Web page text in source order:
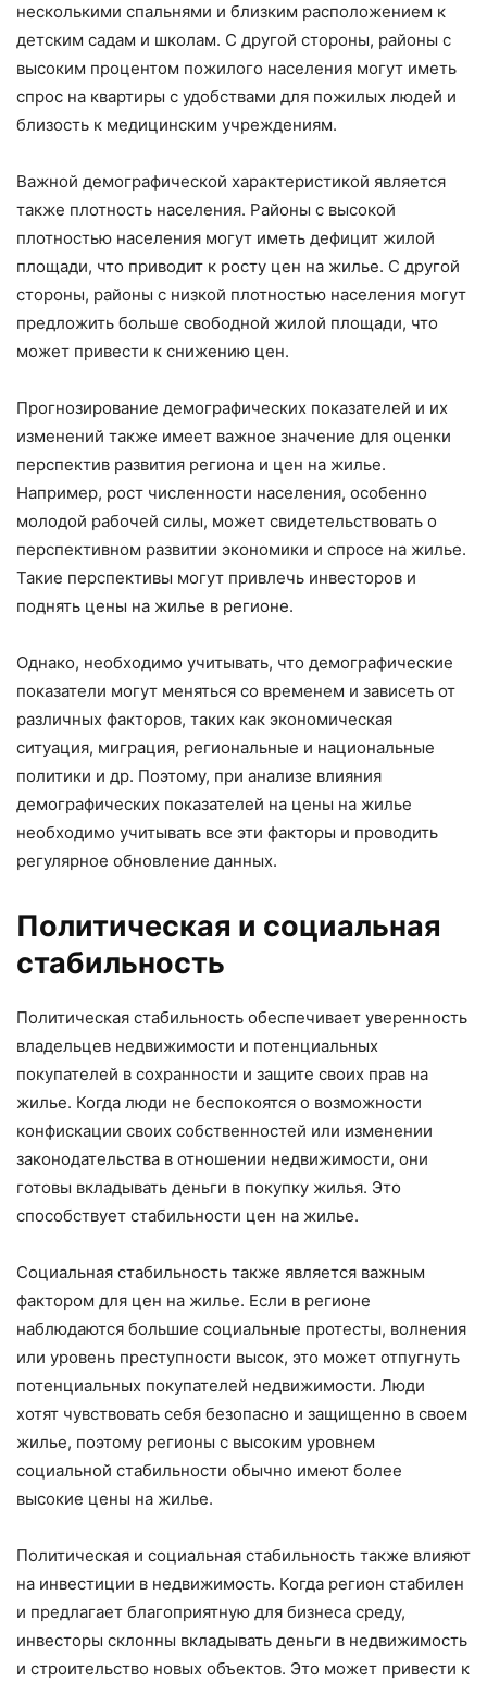
несколькими спальнями и близким расположением к
детским садам и школам. С другой стороны, районы с
высоким процентом пожилого населения могут иметь
спрос на квартиры с удобствами для пожилых людей и
близость к медицинским учреждениям.
Важной демографической характеристикой является
также плотность населения. Районы с высокой
плотностью населения могут иметь дефицит жилой
площади, что приводит к росту цен на жилье. С другой
стороны, районы с низкой плотностью населения могут
предложить больше свободной жилой площади, что
может привести к снижению цен.
Прогнозирование демографических показателей и их
изменений также имеет важное значение для оценки
перспектив развития региона и цен на жилье.
Например, рост численности населения, особенно
молодой рабочей силы, может свидетельствовать о
перспективном развитии экономики и спросе на жилье.
Такие перспективы могут привлечь инвесторов и
поднять цены на жилье в регионе.
Однако, необходимо учитывать, что демографические
показатели могут меняться со временем и зависеть от
различных факторов, таких как экономическая
ситуация, миграция, региональные и национальные
политики и др. Поэтому, при анализе влияния
демографических показателей на цены на жилье
необходимо учитывать все эти факторы и проводить
регулярное обновление данных.
Политическая и социальная
стабильность
Политическая стабильность обеспечивает уверенность
владельцев недвижимости и потенциальных
покупателей в сохранности и защите своих прав на
жилье. Когда люди не беспокоятся о возможности
конфискации своих собственностей или изменении
законодательства в отношении недвижимости, они
готовы вкладывать деньги в покупку жилья. Это
способствует стабильности цен на жилье.
Социальная стабильность также является важным
фактором для цен на жилье. Если в регионе
наблюдаются большие социальные протесты, волнения
или уровень преступности высок, это может отпугнуть
потенциальных покупателей недвижимости. Люди
хотят чувствовать себя безопасно и защищенно в своем
жилье, поэтому регионы с высоким уровнем
социальной стабильности обычно имеют более
высокие цены на жилье.
Политическая и социальная стабильность также влияют
на инвестиции в недвижимость. Когда регион стабилен
и предлагает благоприятную для бизнеса среду,
инвесторы склонны вкладывать деньги в недвижимость
и строительство новых объектов. Это может привести к